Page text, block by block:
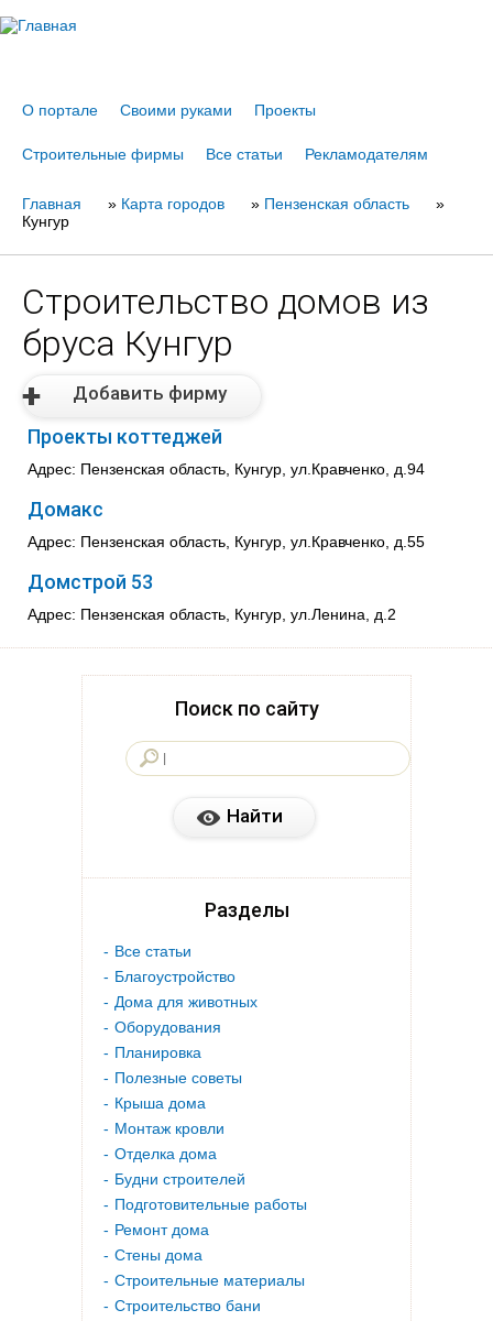
О портале Своими руками Проекты
Строительные фирмы Все статьи Рекламодателям
Вы
Главная » Карта городов » Пензенская область
»
Кунгур
Строительство домов из
бруса Кунгур
Добавить фирму
Проекты коттеджей
Адрес: Пензенская область, Кунгур, ул.Кравченко, д.94
Домакс
Адрес: Пензенская область, Кунгур, ул.Кравченко, д.55
Домстрой 53
Адрес: Пензенская область, Кунгур, ул.Ленина, д.2
Поиск по сайту
Разделы
Все статьи
Благоустройство
Дома для животных
Оборудования
Планировка
Полезные советы
Крыша дома
Монтаж кровли
Отделка дома
Будни строителей
Подготовительные работы
Ремонт дома
Стены дома
Строительные материалы
Строительство бани